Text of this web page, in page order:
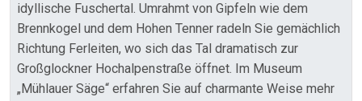
idyllische Fuschertal. Umrahmt von Gipfeln wie dem
Brennkogel und dem Hohen Tenner radeln Sie gemächlich
Richtung Ferleiten, wo sich das Tal dramatisch zur
Großglockner Hochalpenstraße öffnet. Im Museum
„Mühlauer Säge“ erfahren Sie auf charmante Weise mehr